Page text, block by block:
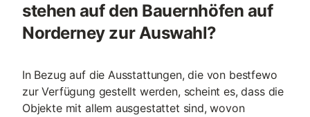
stehen auf den Bauernhöfen auf
Norderney zur Auswahl?
In Bezug auf die Ausstattungen, die von bestfewo
zur Verfügung gestellt werden, scheint es, dass die
Objekte mit allem ausgestattet sind, wovon